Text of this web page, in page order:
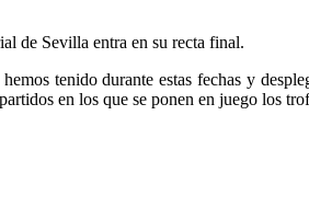
de Sevilla entra en su recta final.
tenido durante estas fechas y
en los que se ponen en juego los